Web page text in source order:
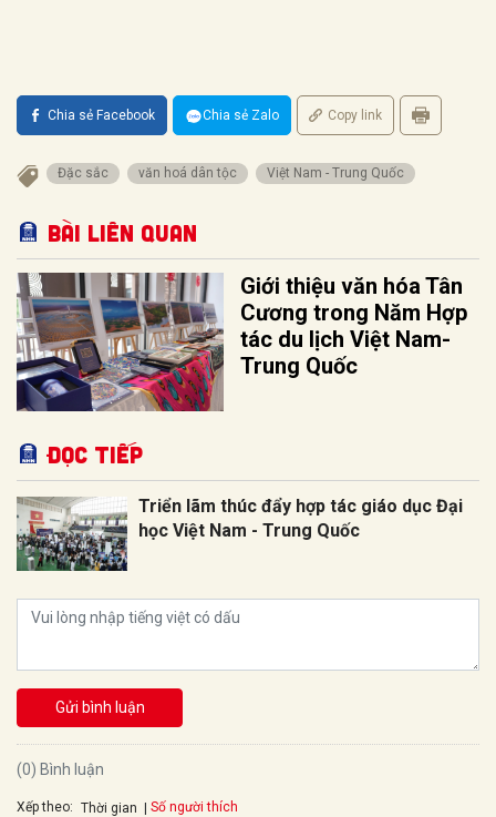
Chia sẻ Facebook Chia sẻ Zalo Copy link
Đặc sắc văn hoá dân tộc Việt Nam - Trung Quốc
Bài liên quan
Giới thiệu văn hóa Tân
Cương trong Năm Hợp
tác du lịch Việt Nam-
Trung Quốc
Đọc tiếp
Triển lãm thúc đẩy hợp tác giáo dục Đại
học Việt Nam - Trung Quốc
Gửi bình luận
(0) Bình luận
Xếp theo: Thời gian Số người thích